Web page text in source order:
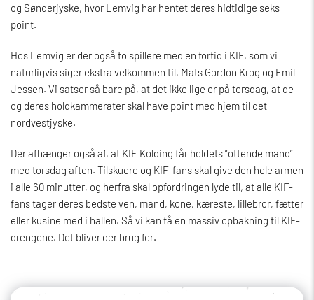
og Sønderjyske, hvor Lemvig har hentet deres hidtidige seks
point.
Hos Lemvig er der også to spillere med en fortid i KIF, som vi
naturligvis siger ekstra velkommen til, Mats Gordon Krog og Emil
Jessen. Vi satser så bare på, at det ikke lige er på torsdag, at de
og deres holdkammerater skal have point med hjem til det
nordvestjyske.
Der afhænger også af, at KIF Kolding får holdets ”ottende mand”
med torsdag aften. Tilskuere og KIF-fans skal give den hele armen
i alle 60 minutter, og herfra skal opfordringen lyde til, at alle KIF-
fans tager deres bedste ven, mand, kone, kæreste, lillebror, fætter
eller kusine med i hallen. Så vi kan få en massiv opbakning til KIF-
drengene. Det bliver der brug for.